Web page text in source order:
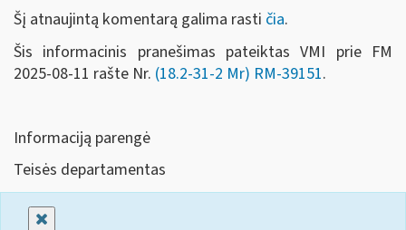
Šį atnaujintą komentarą galima rasti čia.
Šis informacinis pranešimas pateiktas VMI prie FM
2025-08-11 rašte Nr. (18.2-31-2 Mr) RM-39151.
Informaciją parengė
Teisės departamentas